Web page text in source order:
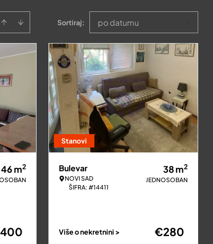
Sortiraj: po datumu
46 m2
400
Stanovi
Bulevar
NOVI SAD
ŠIFRA: #14411
38m2
JEDNOSOBAN
Više o nekretnini > €280